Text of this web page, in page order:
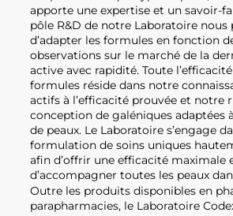
apporte une expertise et un savoir-
pôle R&D de notre Laboratoire nous
d’adapter les formules en fonction
observations sur le marché de la
active avec rapidité. Toute
formules réside dans notre
actifs à l’efficacité prouvée et notre
conception de galéniques adaptées
de peaux. Le Laboratoire s’engage
formulation de soins uniques
afin d’offrir une efficacité maximale
d’accompagner toutes les peaux
Outre les produits disponibles en
parapharmacies, le Laboratoire